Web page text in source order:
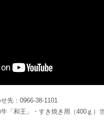
：0966-38-1101
「和王」・すき焼き用（400ｇ）